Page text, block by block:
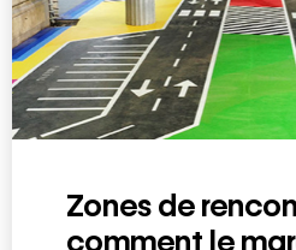
Zones de
comment le